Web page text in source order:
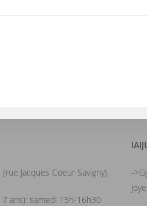
Jacques Coeur Savigny)
ans): samedi 15h-16h30
-